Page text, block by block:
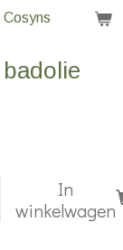
In
winkelwagen